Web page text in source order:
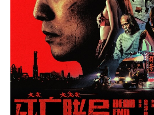
影城公告
影城活動
中獎名單
合作夥伴